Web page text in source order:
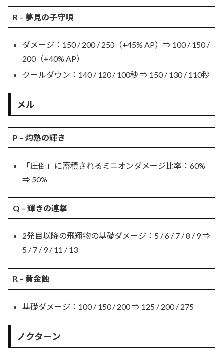
R – 夢見の子守唄
ダメージ：150 / 200 / 250（+45% AP）⇒ 100 / 150 /
200（+40% AP）
クールダウン：140 / 120 / 100秒 ⇒ 150 / 130 / 110秒
メル
P – 灼熱の輝き
「圧倒」に蓄積されるミニオンダメージ比率：60%
⇒ 50%
Q – 輝きの連撃
2発目以降の飛翔物の基礎ダメージ：5 / 6 / 7 / 8 / 9 ⇒
5 / 7 / 9 / 11 / 13
R – 黄金蝕
基礎ダメージ：100 / 150 / 200 ⇒ 125 / 200 / 275
ノクターン